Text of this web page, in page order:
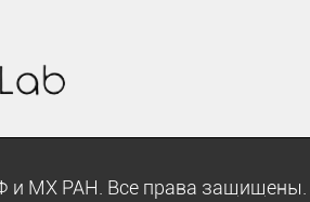
и МХ РАН. Все права